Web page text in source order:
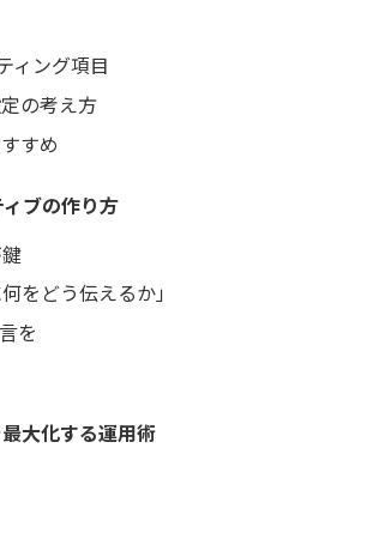
ィング項目
の考え方
すめ
ブの作り方
をどう伝えるか」
を
大化する運用術